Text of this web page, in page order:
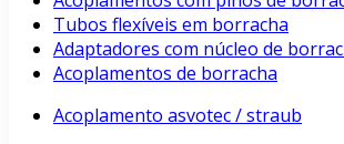
Tubos flexíveis em borracha
Adaptadores com núcleo de
Acoplamentos de borracha
Acoplamento asvotec / straub